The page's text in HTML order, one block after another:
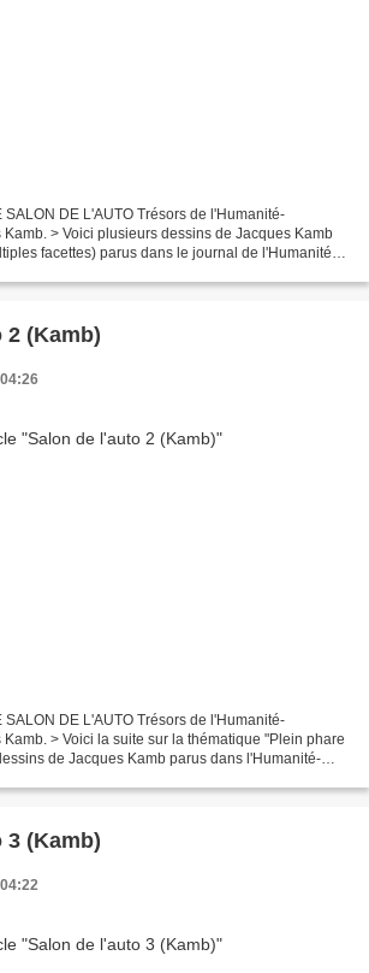
SALON DE L'AUTO Trésors de l'Humanité-
> Voici plusieurs dessins de Jacques Kamb
facettes) parus dans le journal de l'Humanité-
2 (Kamb)
SALON DE L'AUTO Trésors de l'Humanité-
> Voici la suite sur la thématique "Plein phare
de Jacques Kamb parus dans l'Humanité-
3 (Kamb)